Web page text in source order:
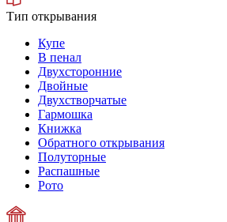
Тип открывания
Купе
В пенал
Двухсторонние
Двойные
Двухстворчатые
Гармошка
Книжка
Обратного открывания
Полуторные
Распашные
Рото